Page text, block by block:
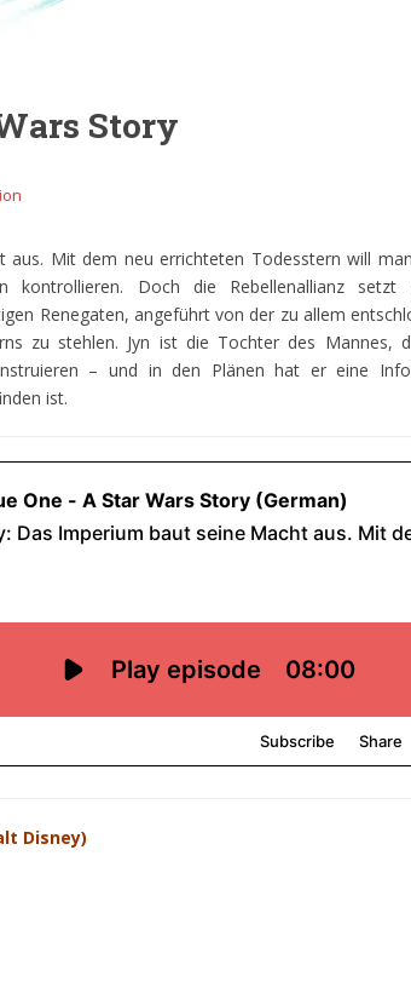
Story
aus. Mit dem neu errichteten Todesstern will
kontrollieren. Doch die Rebellenallianz
Renegaten, angeführt von der zu allem
zu stehlen. Jyn ist die Tochter des Mannes,
– und in den Plänen hat er eine
ist.
Disney)